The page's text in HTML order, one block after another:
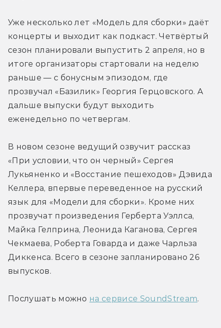
Уже несколько лет «Модель для сборки» даёт
концерты и выходит как подкаст. Четвёртый
сезон планировали выпустить 2 апреля, но в
итоге организаторы стартовали на неделю
раньше — с бонусным эпизодом, где
прозвучал «Базилик» Георгия Герцовского. А
дальше выпуски будут выходить
еженедельно по четвергам.
В новом сезоне ведущий озвучит рассказ
«При условии, что он черный» Сергея
Лукьяненко и «Восстание пешеходов» Дэвида
Келлера, впервые переведенное на русский
язык для «Модели для сборки». Кроме них
прозвучат произведения Герберта Уэллса,
Майка Гелприна, Леонида Каганова, Сергея
Чекмаева, Роберта Говарда и даже Чарльза
Диккенса. Всего в сезоне запланировано 26
выпусков.
Послушать можно на сервисе SoundStream.